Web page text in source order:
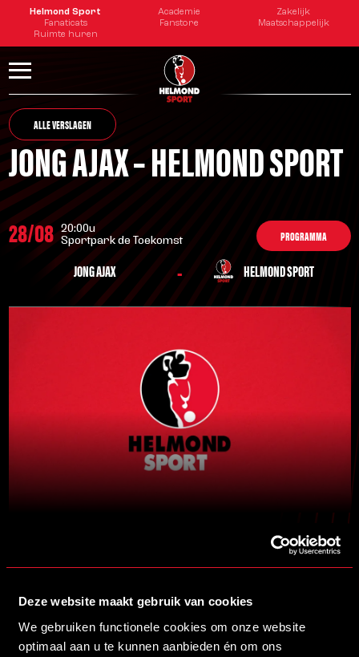
Deze website maakt gebruik van cookies
We gebruiken functionele cookies om onze website
optimaal aan u te kunnen aanbieden én om ons
Helmond Sport Academie
Zakelijk
Fanaticats
Fanstore
Maatschappelijk
Ruimte huren
ALLE VERSLAGEN
JONG AJAX – HELMOND SPORT
28/08
20:00u
Sportpark de Toekomst
JONG AJAX - HELMOND SPORT
PROGRAMMA
Brainport partners
Premium partners